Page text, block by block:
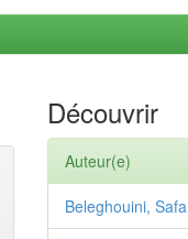
Découvrir
Auteur(e)
Beleghouini, Safa